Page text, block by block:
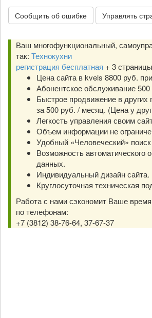
Сообщить об ошибке Управлять
Ваш многофункциональный,
так: Технокухни
регистрация бесплатная + 3
Цена сайта в kvels 8800 руб.
Абонентское обслуживание
Быстрое продвижение в
за 500 руб. / месяц. (Цена у
Легкость управления своим
Объем информации не
Удобный «Человеческий»
Возможность автоматического
данных.
Индивидуальный дизайн сайта.
Круглосуточная техническая
Работа с нами сэкономит Ваше
по телефонам:
+7 (3812) 38-76-64, 37-67-37